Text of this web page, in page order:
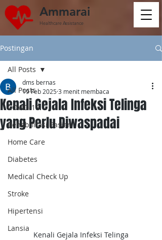
Ammarai
Healthcare Assistance
Postingan
All Posts
COVID-19
Rehabilitasi Pasien
Home Care
Diabetes
Medical Check Up
Stroke
Hipertensi
Lansia
All Posts
Kenali Gejala Infeksi Telinga
yang Perlu Diwaspadai
dms bernas
19 Feb 20253 menit membaca
Kenali Gejala Infeksi Telinga